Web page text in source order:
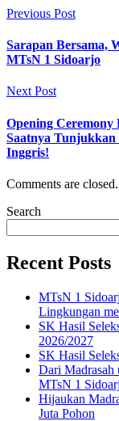
Previous Post
Sarapan Bersama,
MTsN 1 Sidoarjo
Next Post
Opening
Saatnya Tunjukkan
Inggris!
Comments are closed.
Search
Recent Posts
MTsN 1
Lingkungan
SK Hasil
2026/2027
SK Hasil
Dari
MTsN 1
Hijaukan
Juta Pohon